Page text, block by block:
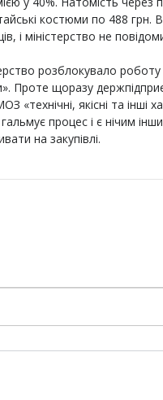
костюми по 488 грн.
і міністерство не
розблокувало
Проте щоразу
«технічні, якісні та інші
процес і є нічим
на закупівлі.